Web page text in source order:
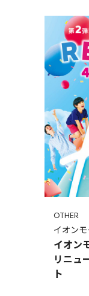
OTHER
イオン
イオン
リニュ
ト